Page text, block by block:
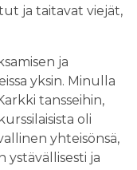
ja taitavat viejät,
ja
yksin. Minulla
tansseihin,
oli
yhteisönsä,
ystävällisesti ja